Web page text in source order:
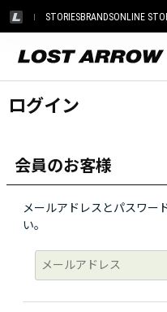
STORIESBRANDSONLINE
ログイン
会員のお客様
メールアドレスとパスワー
い。